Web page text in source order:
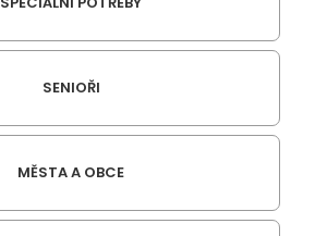
SENIOŘI
MĚSTA A OBCE